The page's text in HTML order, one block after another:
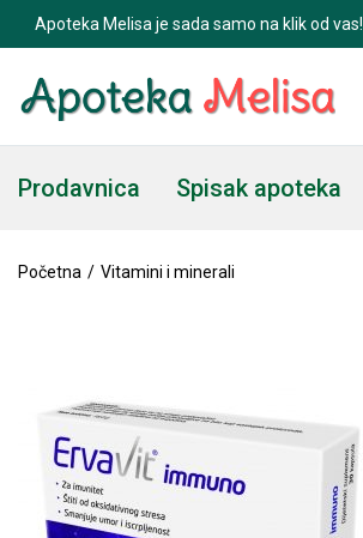
Apoteka Melisa je sada samo na klik od vas!
Prodavnica Spisak apoteka
Početna Vitamini i minerali